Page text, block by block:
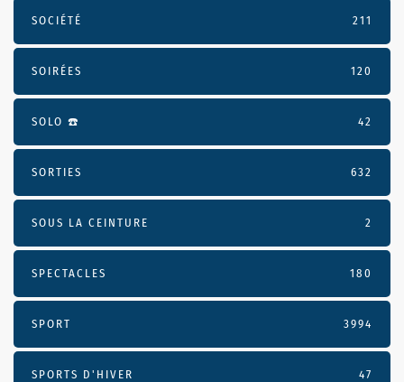
SOCIÉTÉ 211
SOIRÉES 120
SOLO ☎️ 42
SORTIES 632
SOUS LA CEINTURE 2
SPECTACLES 180
SPORT 3994
SPORTS D'HIVER 47